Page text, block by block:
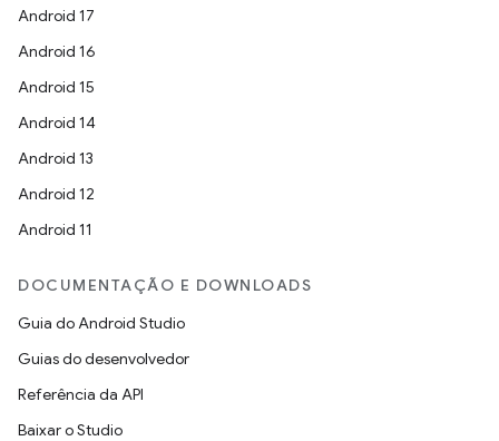
Android 17
Android 16
Android 15
Android 14
Android 13
Android 12
Android 11
DOCUMENTAÇÃO E DOWNLOADS
Guia do Android Studio
Guias do desenvolvedor
Referência da API
Baixar o Studio